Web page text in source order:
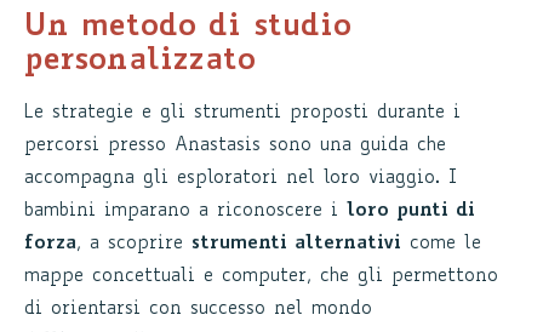
Un metodo di studio
personalizzato
Le strategie e gli strumenti proposti durante i
percorsi presso Anastasis sono una guida che
accompagna gli esploratori nel loro viaggio. I
bambini imparano a riconoscere i
loro punti di
forza, a scoprire strumenti alternativi come le
mappe concettuali e computer, che gli permettono
di orientarsi con successo nel mondo